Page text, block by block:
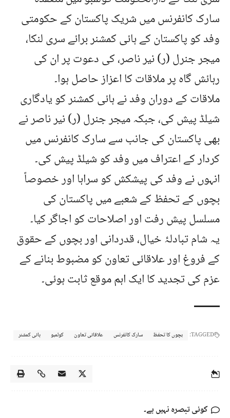
سارک کانفرنس میں شریک پاکستان کے حکومتی
وفد کو پاکستان کے ہائی کمشنر برائے سری لنکا،
میجر جنرل (ر) نیر ناصر، کی دعوت پر ان کی
رہائش گاہ پر ملاقات کا اعزاز حاصل ہوا۔
ملاقات کے دوران وفد نے ہائی کمشنر کو یادگاری
شیلڈ پیش کی، جبکہ میجر جنرل (ر) نیر ناصر نے
بھی پاکستان کی جانب سے سارک کانفرنس میں
کردار کے اعتراف میں وفد کو شیلڈ پیش کی۔
انہوں نے وفد کی پیشکش کو سراہا اور خصوصاً
بچوں کے تحفظ کے شعبے میں پاکستان کی
مسلسل پیش رفت اور اصلاحات کو اجاگر کیا۔
یہ شام تبادلۂ خیال، قدردانی اور بچوں کے حقوق
کے فروغ اور علاقائی تعاون کو مضبوط بنانے کے
عزم کی تجدید کا ایک اہم موقع ثابت ہوئی۔
TAGGED: بچوں کا تحفظ سارک کانفرنس علاقائی تعاون کولمبو ہائی کمشنر
کوئی تبصرہ نہیں ہے۔